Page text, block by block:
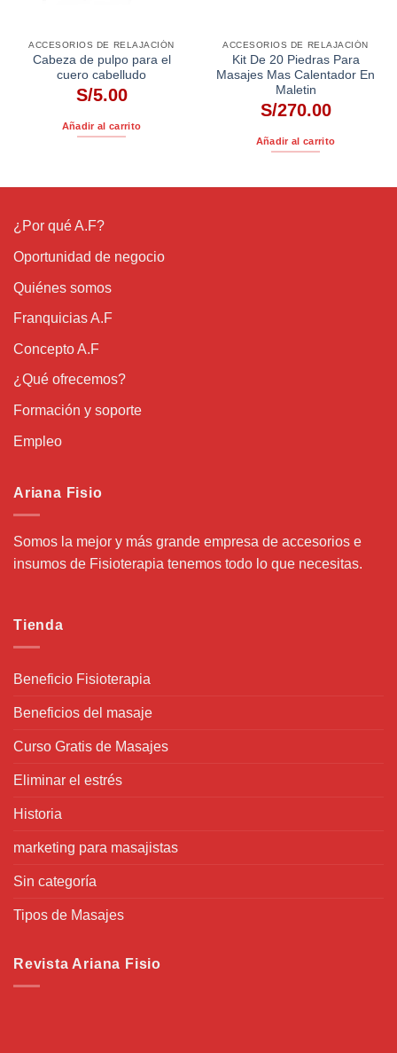
ACCESORIOS DE RELAJACIÓN
Cabeza de pulpo para el
cuero cabelludo
S/5.00
Añadir al carrito
ACCESORIOS DE RELAJACIÓN
Kit De 20 Piedras Para
Masajes Mas Calentador En
Maletin
S/270.00
Añadir al carrito
¿Por qué A.F?
Oportunidad de negocio
Quiénes somos
Franquicias A.F
Concepto A.F
¿Qué ofrecemos?
Formación y soporte
Empleo
Ariana Fisio
Somos la mejor y más grande empresa de accesorios e
insumos de Fisioterapia tenemos todo lo que necesitas.
Tienda
Beneficio Fisioterapia
Beneficios del masaje
Curso Gratis de Masajes
Eliminar el estrés
Historia
marketing para masajistas
Sin categoría
Tipos de Masajes
Revista Ariana Fisio